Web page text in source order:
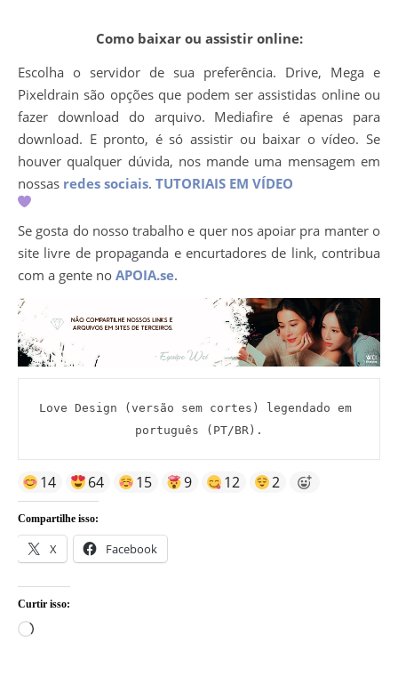
Como baixar ou assistir online:
Escolha o servidor de sua preferência. Drive, Mega e
Pixeldrain são opções que podem ser assistidas online ou
fazer download do arquivo. Mediafire é apenas para
download. E pronto, é só assistir ou baixar o vídeo. Se
houver qualquer dúvida, nos mande uma mensagem em
nossas redes sociais. TUTORIAIS EM VÍDEO
Se gosta do nosso trabalho e quer nos apoiar pra manter o
site livre de propaganda e encurtadores de link, contribua
com a gente no APOIA.se.
Love Design (versão sem cortes) legendado em
português (PT/BR).
14 64 15 9 12 2
Compartilhe isso:
X Facebook
Curtir isso:
Carregando...